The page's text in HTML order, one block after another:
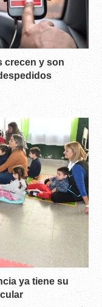
crecen y son
ya tiene su